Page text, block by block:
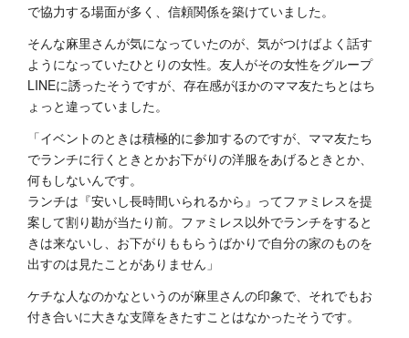
で協力する場面が多く、信頼関係を築けていました。
そんな麻里さんが気になっていたのが、気がつけばよく話す
ようになっていたひとりの女性。友人がその女性をグループ
LINEに誘ったそうですが、存在感がほかのママ友たちとはち
ょっと違っていました。
「イベントのときは積極的に参加するのですが、ママ友たち
でランチに行くときとかお下がりの洋服をあげるときとか、
何もしないんです。
ランチは『安いし長時間いられるから』ってファミレスを提
案して割り勘が当たり前。ファミレス以外でランチをすると
きは来ないし、お下がりももらうばかりで自分の家のものを
出すのは見たことがありません」
ケチな人なのかなというのが麻里さんの印象で、それでもお
付き合いに大きな支障をきたすことはなかったそうです。